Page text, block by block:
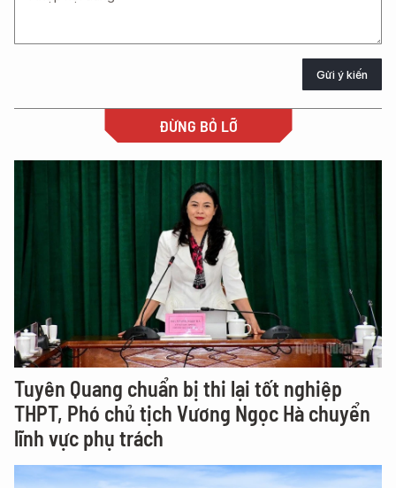
Gửi ý kiến
ĐỪNG BỎ LỠ
Tuyên Quang chuẩn bị thi lại tốt nghiệp
THPT, Phó chủ tịch Vương Ngọc Hà chuyển
lĩnh vực phụ trách